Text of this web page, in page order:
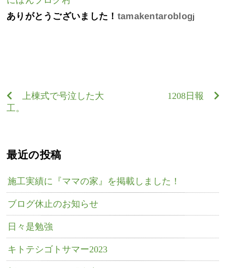
ありがとうございました！tamakentaroblogj
上棟式で号泣した大
工。
1208日報
最近の投稿
施工実績に『ママの家』を掲載しました！
ブログ休止のお知らせ
日々是勉強
キトテシゴトサマー2023